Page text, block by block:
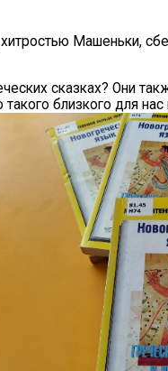
Машеньки,
сказках? Они
близкого для нас